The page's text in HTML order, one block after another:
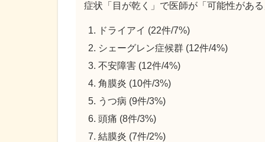
症状「目が乾く」で医師が「可能性があ
ドライアイ (22件/7%)
シェーグレン症候群 (12件/4%)
不安障害 (12件/4%)
角膜炎 (10件/3%)
うつ病 (9件/3%)
頭痛 (8件/3%)
結膜炎 (7件/2%)